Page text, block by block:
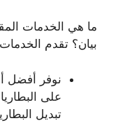
ما هي الخدمات
بيان؟ تقدم الخدمات
نوفر أفضل
على
تبديل